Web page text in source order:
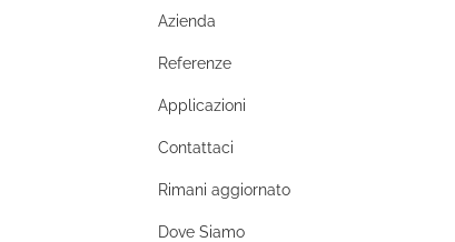
Azienda
Referenze
Applicazioni
Contattaci
Rimani aggiornato
Dove Siamo